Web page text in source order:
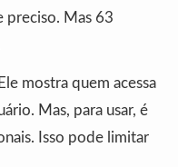
preciso. Mas 63
mostra quem acessa
Mas, para usar, é
Isso pode limitar